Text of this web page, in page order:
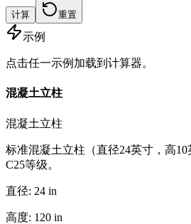
计算 重置
示例
点击任一示例加载到计算器。
混凝土立柱
混凝土立柱
标准混凝土立柱（直径24英寸，高10
C25等级。
直径: 24 in
高度: 120 in